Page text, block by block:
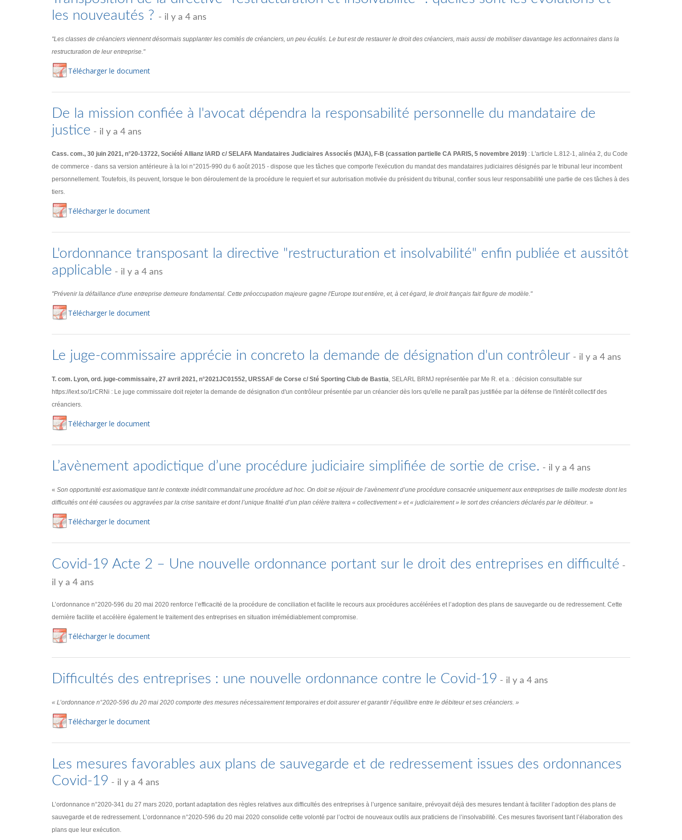
les nouveautés ? - il y a 4 ans
"Les classes de créanciers viennent désormais supplanter les comités de créanciers, un peu éculés. Le but est de restaurer le droit des créanciers, mais aussi de mobiliser davantage les actionnaires dans la
restructuration de leur entreprise."
Télécharger le document
De la mission confiée à l'avocat dépendra la responsabilité personnelle du mandataire de
justice - il y a 4 ans
Cass. com., 30 juin 2021, n°20-13722, Société Allianz IARD c/ SELAFA Mandataires Judiciaires Associés (MJA), F-B (cassation partielle CA PARIS, 5 novembre 2019) : L'article L.812-1, alinéa 2, du Code
de commerce - dans sa version antérieure à la loi n°2015-990 du 6 août 2015 - dispose que les tâches que comporte l'exécution du mandat des mandataires judiciaires désignés par le tribunal leur incombent
personnellement. Toutefois, ils peuvent, lorsque le bon déroulement de la procédure le requiert et sur autorisation motivée du président du tribunal, confier sous leur responsabilité une partie de ces tâches à des
tiers.
Télécharger le document
L'ordonnance transposant la directive "restructuration et insolvabilité" enfin publiée et aussitôt
applicable - il y a 4 ans
"Prévenir la défaillance d'une entreprise demeure fondamental. Cette préoccupation majeure gagne l'Europe tout entière, et, à cet égard, le droit français fait figure de modèle."
Télécharger le document
Le juge-commissaire apprécie in concreto la demande de désignation d'un contrôleur - il y a 4 ans
T. com. Lyon, ord. juge-commissaire, 27 avril 2021, n°2021JC01552, URSSAF de Corse c/ Sté Sporting Club de Bastia, SELARL BRMJ représentée par Me R. et a. : décision consultable sur
https://lext.so/1rCRNi : Le juge commissaire doit rejeter la demande de désignation d'un contrôleur présentée par un créancier dès lors qu'elle ne paraît pas justifiée par la défense de l'intérêt collectif des
créanciers.
Télécharger le document
L’avènement apodictique d’une procédure judiciaire simplifiée de sortie de crise. - il y a 4 ans
« Son opportunité est axiomatique tant le contexte inédit commandait une procédure ad hoc. On doit se réjouir de l’avènement d’une procédure consacrée uniquement aux entreprises de taille modeste dont les
difficultés ont été causées ou aggravées par la crise sanitaire et dont l’unique finalité d’un plan célère traitera « collectivement » et « judiciairement » le sort des créanciers déclarés par le débiteur. »
Télécharger le document
Covid-19 Acte 2 – Une nouvelle ordonnance portant sur le droit des entreprises en difficulté -
il y a 4 ans
L’ordonnance n°2020-596 du 20 mai 2020 renforce l’efficacité de la procédure de conciliation et facilite le recours aux procédures accélérées et l’adoption des plans de sauvegarde ou de redressement. Cette
dernière facilite et accélère également le traitement des entreprises en situation irrémédiablement compromise.
Télécharger le document
Difficultés des entreprises : une nouvelle ordonnance contre le Covid-19 - il y a 4 ans
« L’ordonnance n°2020-596 du 20 mai 2020 comporte des mesures nécessairement temporaires et doit assurer et garantir l’équilibre entre le débiteur et ses créanciers. »
Télécharger le document
Les mesures favorables aux plans de sauvegarde et de redressement issues des ordonnances
Covid-19 - il y a 4 ans
L’ordonnance n°2020-341 du 27 mars 2020, portant adaptation des règles relatives aux difficultés des entreprises à l’urgence sanitaire, prévoyait déjà des mesures tendant à faciliter l’adoption des plans de
sauvegarde et de redressement. L’ordonnance n°2020-596 du 20 mai 2020 consolide cette volonté par l’octroi de nouveaux outils aux praticiens de l’insolvabilité. Ces mesures favorisent tant l’élaboration des
plans que leur exécution.